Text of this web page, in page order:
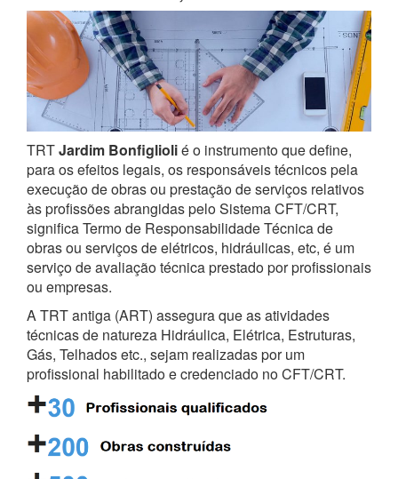
TRTJardim Bonfigliolié o instrumento que define,
para os efeitos legais, os responsáveis técnicos pela
execução de obras ou prestação de serviços relativos
às profissões abrangidas pelo Sistema CFT/CRT,
significa Termo de Responsabilidade Técnica de
obras ou serviços de elétricos, hidráulicas, etc, é um
serviço de avaliação técnica prestado por profissionais
ou empresas.
A TRT antiga (ART) assegura que as atividades
técnicas de natureza Hidráulica, Elétrica, Estruturas,
Gás, Telhados etc., sejam realizadas por um
profissional habilitado e credenciado no CFT/CRT.